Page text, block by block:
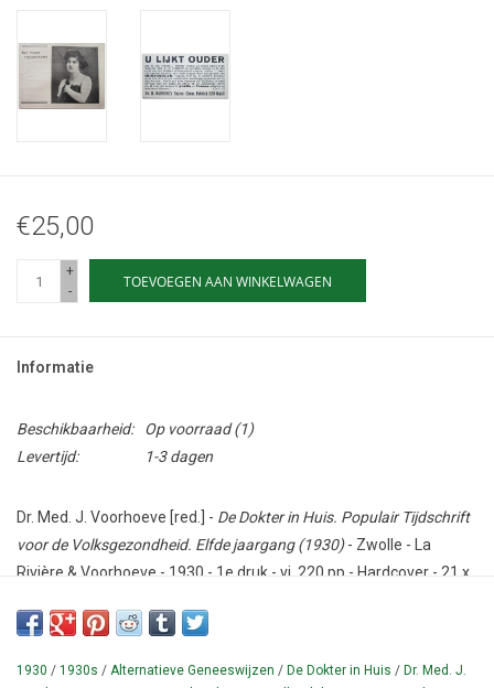
€25,00
+
-
TOEVOEGEN AAN WINKELWAGEN
Informatie
Beschikbaarheid: Op voorraad(1)
Levertijd:
1-3 dagen
Dr. Med. J. Voorhoeve [red.] - De Dokter in Huis. Populair Tijdschrift
voor de Volksgezondheid. Elfde jaargang (1930)- Zwolle - La
Rivière & Voorhoeve - 1930 - 1e druk - vi, 220 pp - Hardcover - 21 x
Conditie: Goed - COMPLEET. Binnenwerk slijtage en vlekkig.
Herbonden.
1930 / 1930s / Alternatieve Geneeswijzen / De Dokter in Huis / Dr. Med. J.